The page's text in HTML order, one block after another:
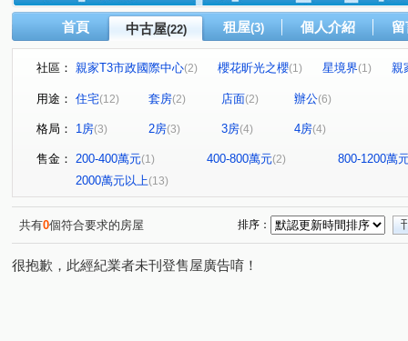
首頁 中古屋(22) 租屋(3) 個人介紹
社區： 親家T3市政國際中心(2) 櫻花昕光之櫻(1) 星境界(1)
親
NTC國家商貿中心
惠宇一森青 鼎泰中城
遠雄一品
世紀雲品 聯華山莊 (1) 中港戰國策
廣三摩登市(1) (2) 育才路(1) 公園東路(1)
市
市政北二路 (1)
臺灣大道三段(1) 惠中路(1) 臺灣大道二段(1) 公益路(1)
新富路(1) 育樂街(1) 嵩翠路(1)
華美西街
美村路一段(1)
用途： 住宅(12) 套房(2) 店面(2) 辦公(6)
格局： 1房(3) 2房(3) 3房(4) 4房(4)
售金： 200-400萬元(1) 400-800萬元(2)
800-1200萬
2000萬元以上(13)
共有0個符合要求的房屋 排序：
很抱歉，此經紀業者未刊登售屋廣告唷！